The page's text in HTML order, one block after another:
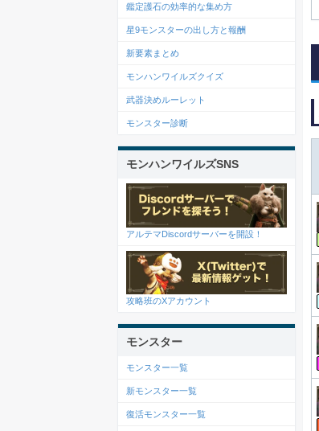
鑑定護石の効率的な集め方
星9モンスターの出し方と報酬
新要素まとめ
モンハンワイルズクイズ
武器決めルーレット
モンスター診断
モンハンワイルズSNS
アルテマDiscordサーバーを開設！
攻略班のXアカウント
モンスター
モンスター一覧
新モンスター一覧
復活モンスター一覧